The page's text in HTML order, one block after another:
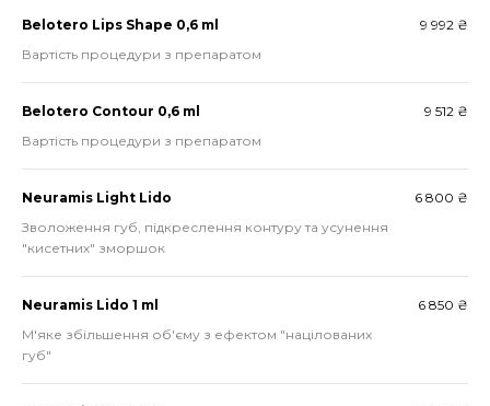
Belotero Lips Shape 0,6 ml
9 992 ₴
Вартість процедури з препаратом
Belotero Contour 0,6 ml
9 512 ₴
Вартість процедури з препаратом
Neuramis Light Lido
6 800 ₴
Зволоження губ, підкреслення контуру та усунення
"кисетних" зморшок
Neuramis Lido 1 ml
6 850 ₴
М'яке збільшення об'єму з ефектом "націлованих
губ"